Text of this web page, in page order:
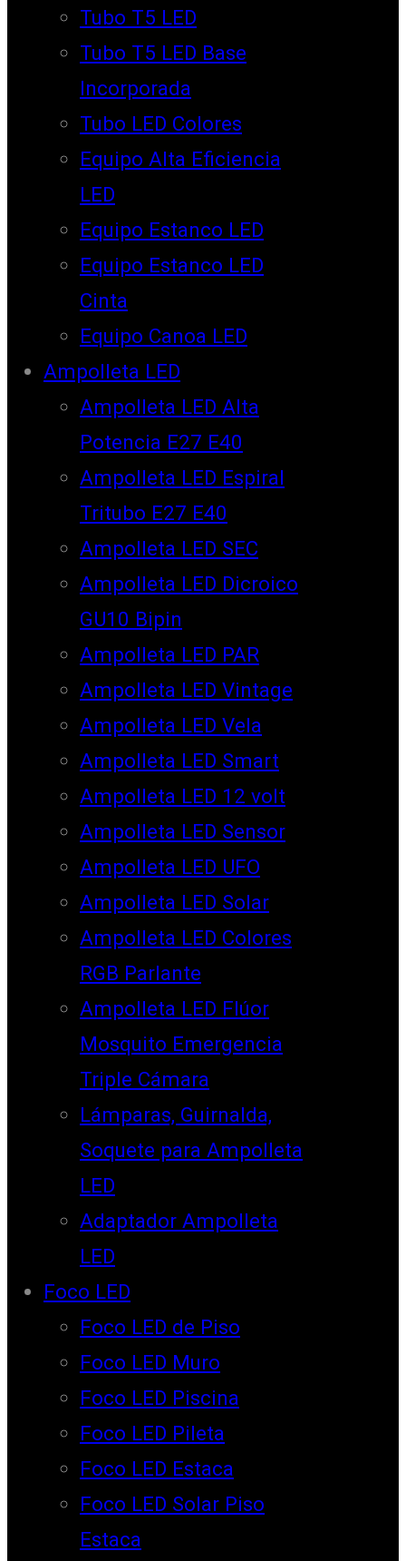
Tubo T5 LED
Tubo T5 LED Base
Incorporada
Tubo LED Colores
Equipo Alta Eficiencia
LED
Equipo Estanco LED
Equipo Estanco LED
Cinta
Equipo Canoa LED
Ampolleta LED
Ampolleta LED Alta
Potencia E27 E40
Ampolleta LED Espiral
Tritubo E27 E40
Ampolleta LED SEC
Ampolleta LED Dicroico
GU10 Bipin
Ampolleta LED PAR
Ampolleta LED Vintage
Ampolleta LED Vela
Ampolleta LED Smart
Ampolleta LED 12 volt
Ampolleta LED Sensor
Ampolleta LED UFO
Ampolleta LED Solar
Ampolleta LED Colores
RGB Parlante
Ampolleta LED Flúor
Mosquito Emergencia
Triple Cámara
Lámparas, Guirnalda,
Soquete para Ampolleta
LED
Adaptador Ampolleta
LED
Foco LED
Foco LED de Piso
Foco LED Muro
Foco LED Piscina
Foco LED Pileta
Foco LED Estaca
Foco LED Solar Piso
Estaca